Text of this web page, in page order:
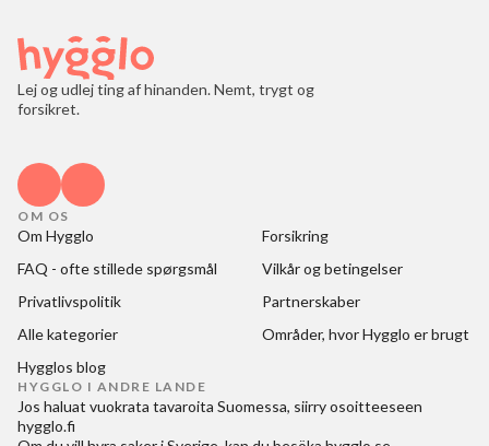
Lej og udlej ting af hinanden. Nemt, trygt og
forsikret.
OM OS
Om Hygglo
Forsikring
FAQ - ofte stillede spørgsmål
Vilkår og betingelser
Privatlivspolitik
Partnerskaber
Alle kategorier
Områder, hvor Hygglo er brugt
Hygglos blog
HYGGLO I ANDRE LANDE
Jos haluat vuokrata tavaroita Suomessa, siirry osoitteeseen
hygglo.fi